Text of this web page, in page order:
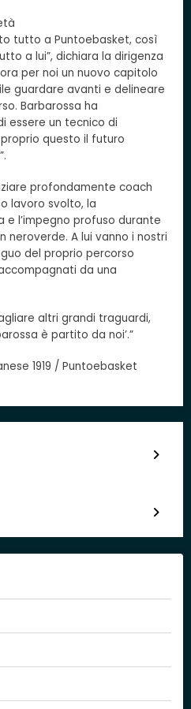
tutto a Puntoebasket, così
a lui”, dichiara la dirigenza
per noi un nuovo capitolo
guardare avanti e delineare
Barbarossa ha
essere un tecnico di
questo il futuro
profondamente coach
lavoro svolto, la
l’impegno profuso durante
neroverde. A lui vanno i nostri
del proprio percorso
da una
altri grandi traguardi,
è partito da noi’.”
1919 / Puntoebasket